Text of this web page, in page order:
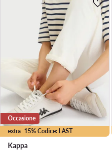
extra -15% Codice: LAST
Occasione
Kappa